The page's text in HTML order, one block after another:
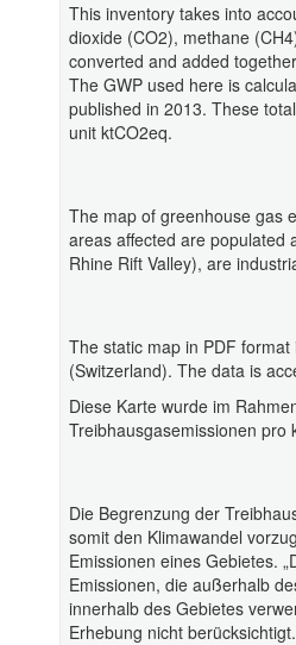
This inventory takes into
dioxide (CO2), methane
converted and added
The GWP used here is
published in 2013. These
unit ktCO2eq.
The map of greenhouse gas
areas affected are populated
Rhine Rift Valley), are
The static map in PDF
(Switzerland). The data is
Diese Karte wurde im
Treibhausgasemissionen pro
Die Begrenzung der
somit den Klimawandel
Emissionen eines Gebietes.
Emissionen, die außerhalb
innerhalb des Gebietes
Erhebung nicht berücksichtigt.